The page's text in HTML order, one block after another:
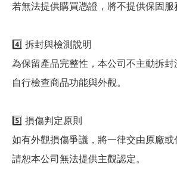
若無法提供購買憑證，將不提供保固服
4️⃣ 拆封與檢測說明
為保留產品完整性，本公司不主動拆封
自行檢查商品功能與外觀。
5️⃣ 損傷判定原則
如有外觀損傷爭議，將一律交由原廠或
請恕本公司無法提供主觀認定。